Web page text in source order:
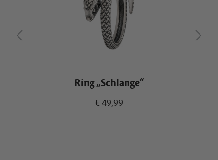
Ring „Schlange“
€ 49,99